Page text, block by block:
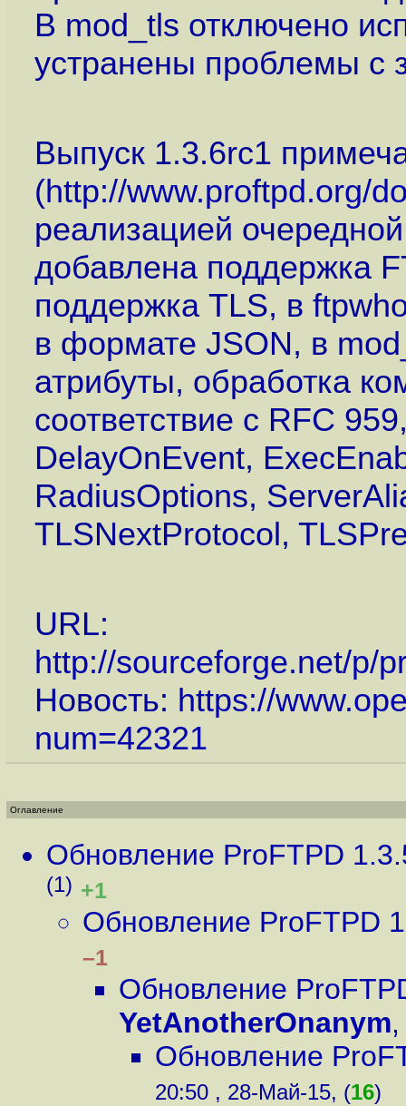
В mod_tls отключено
устранены проблемы с
Выпуск 1.3.6rc1
(http://www.proftpd.org/
реализацией
добавлена поддержка
поддержка TLS, в
в формате JSON, в
атрибуты, обработка
соответствие с RFC
DelayOnEvent,
RadiusOptions,
TLSNextProtocol,
URL:
http://sourceforge.net/p/
Новость: https://
num=42321
Оглавление
Обновление ProFTPD
(1) +1
Обновление ProFTPD
–1
Обновление
YetAnotherOnanym
Обновление
20:50 , 28-Май-15, (16)